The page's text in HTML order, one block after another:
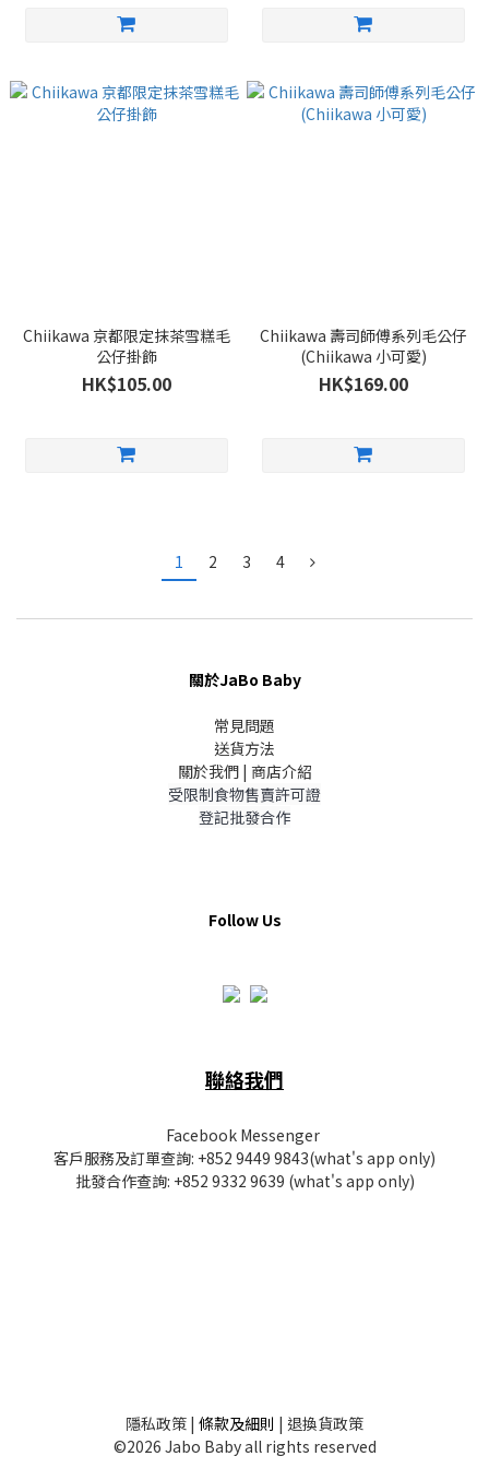
Chiikawa 京都限定抹茶雪糕毛
公仔掛飾
HK$105.00
Chiikawa 壽司師傅系列毛公仔
(Chiikawa 小可愛)
HK$169.00
1 2 3 4
關於JaBo Baby
常見問題
送貨方法
關於我們 | 商店介紹
受限制食物售賣許可證
登記批發合作
Follow Us
聯絡我們
Facebook Messenger
客戶服務及訂單查詢: +852 9449 9843(what's app only)
批發合作查詢: +852 9332 9639 (what's app only)
隱私政策 | 條款及細則 | 退換貨政策
©2026 Jabo Baby all rights reserved